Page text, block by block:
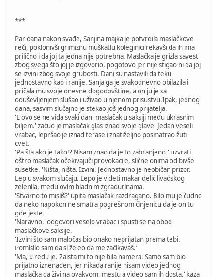
***
Par dana nakon svađe, Sanjina majka je potvrdila maslačkove
reči, poklonivši grimiznu muškatlu koleginici rekavši da ih ima
prilično i da joj ta jedna nije potrebna. Maslačka je grizla savest
zbog svega što joj je izgovorio, pogotovo jer nije stigao ni da joj
se izvini zbog svoje grubosti. Dani su nastavili da teku
jednostavno kao i ranije. Sanja ga je svakodnevno obilazila i
pričala mu svoje dnevne dogodovštine, a on ju je sa
oduševljenjem slušao i uživao u njenom prisustvu.Ipak, jednog
dana, sasvim slučajno je stekao još jednog prijatelja.
'E ovo se ne viđa svaki dan: maslačak u saksiji među ukrasnim
biljem.' začuo je maslačak glas iznad svoje glave. Jedan veseli
vrabac, lepršao je iznad terase i znatiželjno posmatrao žuti
cvet.
'Pa šta ako je tako!? Nisam znao da je to zabranjeno.' uzvrati
oštro maslačak očekivajuči provokacije, slične onima od bivše
susetke. 'Ništa, ništa. Izvini. Jednostavno je neobičan prizor.
Lep u svakom slučaju. Lepo je videti makar delić livadskog
zelenila, među ovim hladnim zgradurinama.'
'Stvarno to misliš?' upita maslačak razdragano. Bilo mu je čudno
da neko napokon ne smatra pogrešnom činjenicu da je on tu
gde jeste.
'Naravno.' odgovori veselo vrabac i spusti se na obod
maslačkove saksije.
'Izvini što sam maločas bio onako neprijatan prema tebi.
Pomislio sam da si želeo da me začikavaš.'
'Ma, u redu je. Zaista mi to nije bila namera. Samo sam bio
prijatno iznenađen, jer nikada ranije nisam video jednog
maslačka da živi na ovakvom, mestu a video sam ih dosta.' kaza